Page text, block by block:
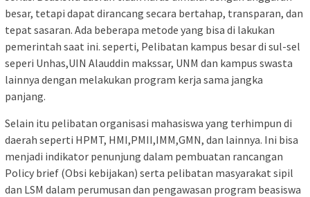
besar, tetapi dapat dirancang secara bertahap, transparan, dan
tepat sasaran. Ada beberapa metode yang bisa di lakukan
pemerintah saat ini. seperti, Pelibatan kampus besar di sul-sel
seperi Unhas,UIN Alauddin makssar, UNM dan kampus swasta
lainnya dengan melakukan program kerja sama jangka
panjang.
Selain itu pelibatan organisasi mahasiswa yang terhimpun di
daerah seperti HPMT, HMI,PMII,IMM,GMN, dan lainnya. Ini bisa
menjadi indikator penunjung dalam pembuatan rancangan
Policy brief (Obsi kebijakan) serta pelibatan masyarakat sipil
dan LSM dalam perumusan dan pengawasan program beasiswa